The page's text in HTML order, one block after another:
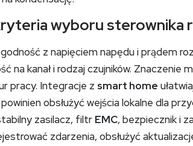
wyboru sterownika
z napięciem napędu i prądem
na kanał i rodzaj czujników. Znaczenie
pracy. Integracje z smart home
obsłużyć wejścia lokalne dla
zasilacz, filtr EMC, bezpiecznik i
zdarzenia, obsłużyć